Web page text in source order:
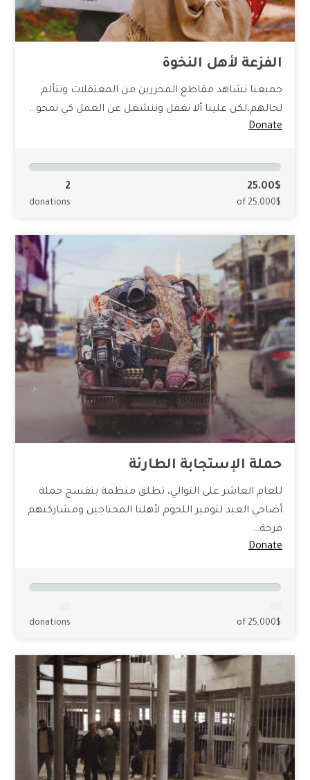
الفزعة لأهل النخوة
جميعنا نشاهد مقاطع المحررين من المعتقلات ونتألم
لحالهم،لكن علينا ألا نغفل وننشغل عن العمل كي نمحو…
Donate
25.00$
of 25,000$
2
donations
حملة الإستجابة الطارئة
للعام العاشر على التوالي، تطلق منظمة بنفسج حملة
أضاحي العيد لتوفير اللحوم لأهلنا المحتاجين ومشاركتهم
فرحة…
Donate
of 25,000$
donations